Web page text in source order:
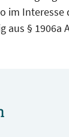
im Interesse
§ 1906a